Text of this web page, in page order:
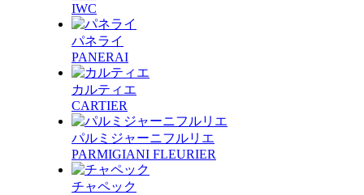
IWC
パネライ
PANERAI
カルティエ
CARTIER
パルミジャーニフルリエ
PARMIGIANI FLEURIER
チャペック